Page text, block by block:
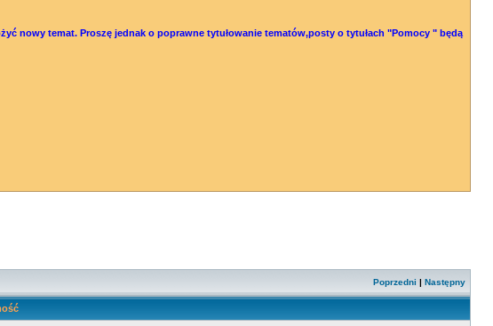
nowy temat. Proszę jednak o poprawne tytułowanie tematów,posty o tytułach "Pomocy " będą
Poprzedni | Następny